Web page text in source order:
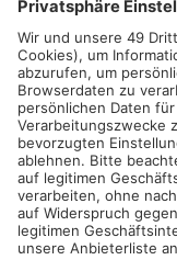
HANAU. Die Brüder-
Am Abend gab es im
diesjährigen Spielzeit.
Am Ende zählten die
Zuschauerinnen und
nie zuvor in der 41-
Festspiele. Ein
Hanaus
dieser Leuchtturm
fünf Tage länger, wie